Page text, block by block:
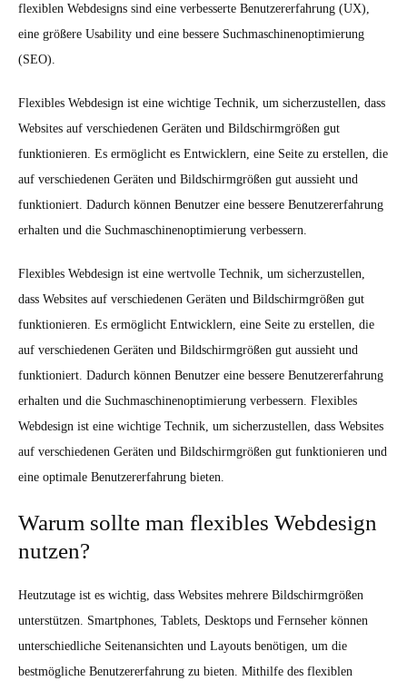
flexiblen Webdesigns sind eine verbesserte Benutzererfahrung (UX),
eine größere Usability und eine bessere Suchmaschinenoptimierung
(SEO).
Flexibles Webdesign ist eine wichtige Technik, um sicherzustellen, dass
Websites auf verschiedenen Geräten und Bildschirmgrößen gut
funktionieren. Es ermöglicht es Entwicklern, eine Seite zu erstellen, die
auf verschiedenen Geräten und Bildschirmgrößen gut aussieht und
funktioniert. Dadurch können Benutzer eine bessere Benutzererfahrung
erhalten und die Suchmaschinenoptimierung verbessern.
Flexibles Webdesign ist eine wertvolle Technik, um sicherzustellen,
dass Websites auf verschiedenen Geräten und Bildschirmgrößen gut
funktionieren. Es ermöglicht Entwicklern, eine Seite zu erstellen, die
auf verschiedenen Geräten und Bildschirmgrößen gut aussieht und
funktioniert. Dadurch können Benutzer eine bessere Benutzererfahrung
erhalten und die Suchmaschinenoptimierung verbessern. Flexibles
Webdesign ist eine wichtige Technik, um sicherzustellen, dass Websites
auf verschiedenen Geräten und Bildschirmgrößen gut funktionieren und
eine optimale Benutzererfahrung bieten.
Warum sollte man flexibles Webdesign
nutzen?
Heutzutage ist es wichtig, dass Websites mehrere Bildschirmgrößen
unterstützen. Smartphones, Tablets, Desktops und Fernseher können
unterschiedliche Seitenansichten und Layouts benötigen, um die
bestmögliche Benutzererfahrung zu bieten. Mithilfe des flexiblen